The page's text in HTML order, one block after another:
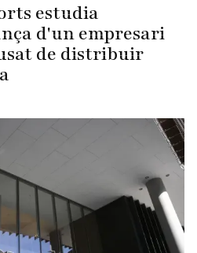
estudia
d'un empresari
de distribuir